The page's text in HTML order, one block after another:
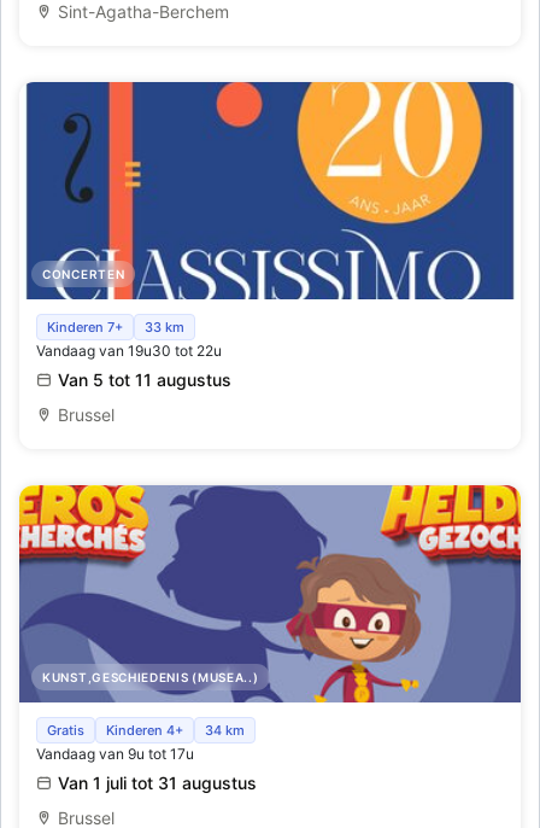
Sint-Agatha-Berchem
CONCERTEN
Classissimo
Kinderen 7+ 33 km
Vandaag van 19u30 tot 22u
Van 5 tot 11 augustus
Brussel
KUNST,GESCHIEDENIS (MUSEA..)
Superhelden gezocht
Gratis Kinderen 4+ 34 km
Vandaag van 9u tot 17u
Van 1 juli tot 31 augustus
Brussel